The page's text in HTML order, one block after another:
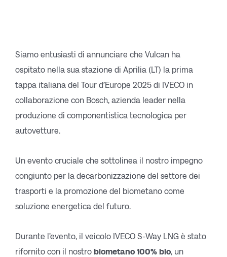
Siamo entusiasti di annunciare che Vulcan ha
ospitato nella sua stazione di Aprilia (LT) la prima
tappa italiana del Tour d’Europe 2025 di IVECO in
collaborazione con Bosch, azienda leader nella
produzione di componentistica tecnologica per
autovetture.
Un evento cruciale che sottolinea il nostro impegno
congiunto per la decarbonizzazione del settore dei
trasporti e la promozione del biometano come
soluzione energetica del futuro.
Durante l’evento, il veicolo IVECO S-Way LNG è stato
rifornito con il nostro biometano 100% bio, un